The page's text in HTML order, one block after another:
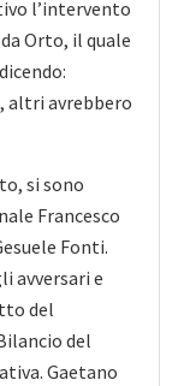
l’intervento
Orto, il quale
altri avrebbero
si sono
Francesco
Fonti.
avversari e
del
del
Gaetano